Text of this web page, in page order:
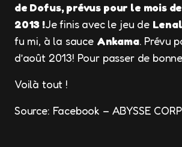
de Dofus, prévus pour le mois
2013 !Je finis avec le jeu de
fu mi, à la sauce Ankama. Prévu
d’août 2013! Pour passer de
Voilà tout !
Source: Facebook – ABYSSE CORP